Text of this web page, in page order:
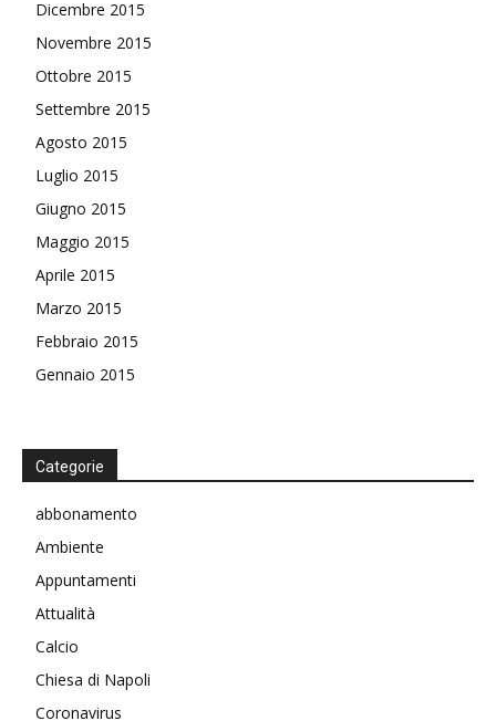
Dicembre 2015
Novembre 2015
Ottobre 2015
Settembre 2015
Agosto 2015
Luglio 2015
Giugno 2015
Maggio 2015
Aprile 2015
Marzo 2015
Febbraio 2015
Gennaio 2015
Categorie
abbonamento
Ambiente
Appuntamenti
Attualità
Calcio
Chiesa di Napoli
Coronavirus